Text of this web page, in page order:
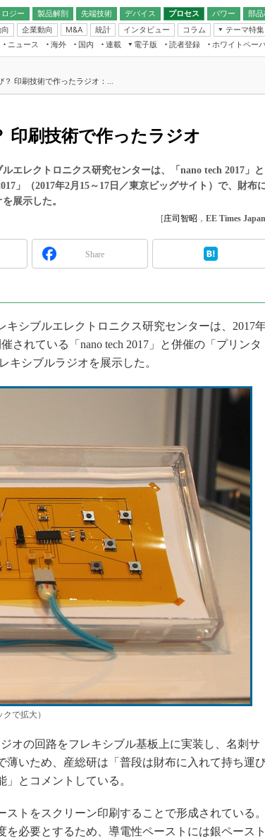
ジー 製品解剖
先端技術
デバイス
グ
ン
プロセス パワー 部
無線
企業動向 M&A 統計 インタビュー コラム
テーマ特集
フィジカルAI
読者調査（EE Times Research）
エレクトロニクス入門（EDN
IoT
人
ニュース 海外 国内
連載
バイス通信
スコープ
前エンジニアの社会人大
起こったこと、次の10年
るアジアの新トレンド
知る
ジニア”が仕掛けた社内
の180日
動論
電子版
ブックレット
読者登録 ホワイトペー
印刷技術で作ったラジオ：...
印刷技術で作ったラジオ
エレクトロニクス研究センターは、「nano tech 2017」と
」（2017年2月15～17日／東京ビッグサイト）で、財布
展示した。
[庄司智昭 ， EE Times Japan
Share
シブルエレクトロニクス研究センターは、2017
されている「nano tech 2017」と併催の「プリンタ
キシブルラジオを展示した。
で拡大）
オの回路をフレキシブル基板上に実装し、名刺サ
薄いため、産総研は「普段は財布に入れて持ち運
とコメントしている。
トをスクリーン印刷することで形成されている。
必要とするため、導電性ペーストには銀ペースト